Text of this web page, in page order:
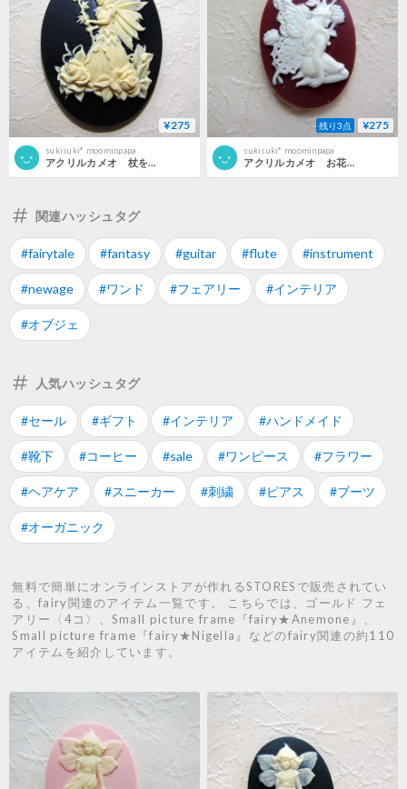
¥275
sukisuki* moominpapa
残り3点 ¥275
sukisuki* moominpapa
関連ハッシュタグ
#fairytale #fantasy #guitar #flute #instrument
#newage #ワンド #フェアリー #インテリア
#オブジェ
人気ハッシュタグ
#セール #ギフト #インテリア #ハンドメイド
#靴下 #コーヒー #sale #ワンピース #フラワー
#ヘアケア #スニーカー #刺繍 #ピアス #ブーツ
#オーガニック
無料で簡単にオンラインストアが作れるSTORESで販売されてい
る、fairy関連のアイテム一覧です。 こちらでは、ゴールド フェ
アリー〈4コ〉、Small picture frame『fairy★Anemone』、
Small picture frame『fairy★Nigella』などのfairy関連の約110
アイテムを紹介しています。